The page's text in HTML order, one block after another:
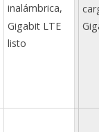
inalámbrica,
Gigabit LTE
listo